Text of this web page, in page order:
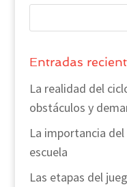
Entradas
La realidad del
obstáculos y
La importancia
escuela
Las etapas del